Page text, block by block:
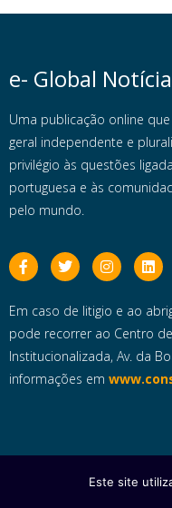
e- Global
Uma publicação online
geral independente e
privilégio às questões
portuguesa e às
pelo mundo.
Em caso de litigio e ao
pode recorrer ao Centro
Institucionalizada, Av. da
informações em
Copyright © 2025 e-
Este site